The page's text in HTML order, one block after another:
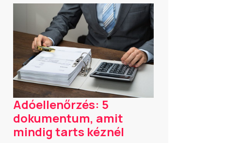
Adóellenőrzés: 5
dokumentum, amit
mindig tarts kéznél